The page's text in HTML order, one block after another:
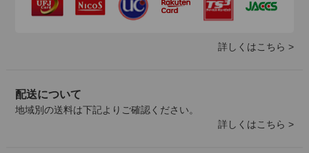
詳しくはこちら >
配送について
地域別の送料は下記よりご確認ください。
詳しくはこちら >